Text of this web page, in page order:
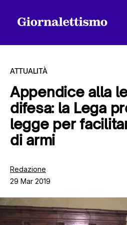
Tutti gli articoli
ATTUALITÀ
Appendice alla
difesa: la Lega
legge per
di armi
Redazione
29 Mar 2019